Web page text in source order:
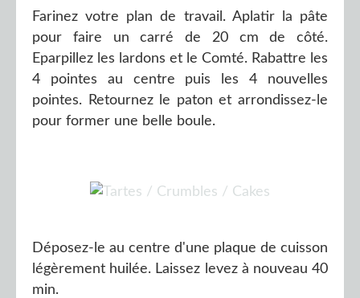
Farinez votre plan de travail. Aplatir la pâte
pour faire un carré de 20 cm de côté.
Eparpillez les lardons et le Comté. Rabattre les
4 pointes au centre puis les 4 nouvelles
pointes. Retournez le paton et arrondissez-le
pour former une belle boule.
Déposez-le au centre d'une plaque de cuisson
légèrement huilée. Laissez levez à nouveau 40
min.